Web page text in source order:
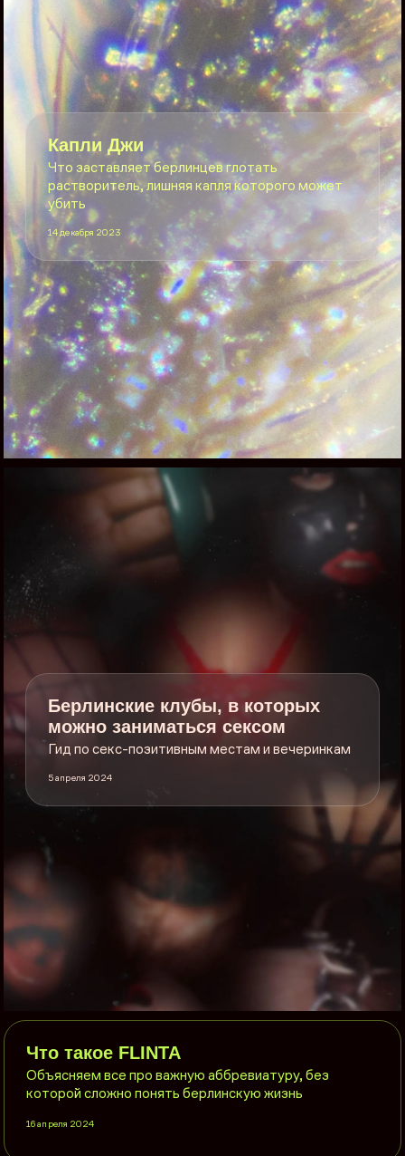
Капли Джи
Что заставляет берлинцев глотать
растворитель, лишняя капля которого может
убить
14 декабря 2023
Берлинские клубы, в которых
можно заниматься сексом
Гид по секс-позитивным местам и вечеринкам
5 апреля 2024
Что такое FLINTA
Объясняем все про важную аббревиатуру, без
которой сложно понять берлинскую жизнь
16 апреля 2024